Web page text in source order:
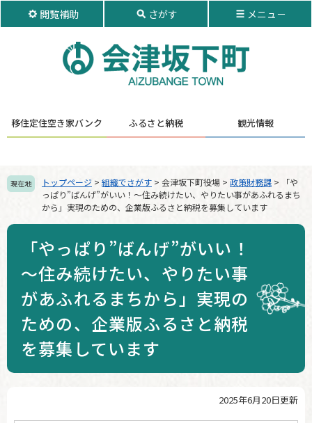
本
閲覧補助 さがす メニュ－
移住定住空き家バンク ふるさと納税 観光情報
現在地 トップページ > 組織でさがす > 会津坂下町役場 > 政策財務課 >
「や
っぱり”ばんげ”がいい！～住み続けたい、やりたい事があふれるまち
から」実現のための、企業版ふるさと納税を募集しています
「やっぱり”ばんげ”がいい！
～住み続けたい、やりたい事
があふれるまちから」実現の
ための、企業版ふるさと納税
を募集しています
2025年6月20日更新